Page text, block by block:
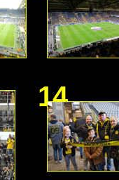
14